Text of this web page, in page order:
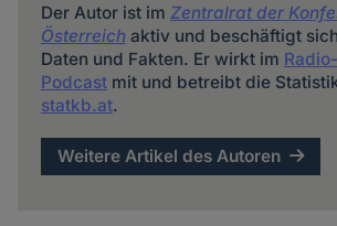
Der Autor ist im Zentralrat der
Österreich aktiv und beschäftigt
Daten und Fakten. Er wirkt im
Podcastmit und betreibt die
statkb.at.
Weitere Artikel des Autoren